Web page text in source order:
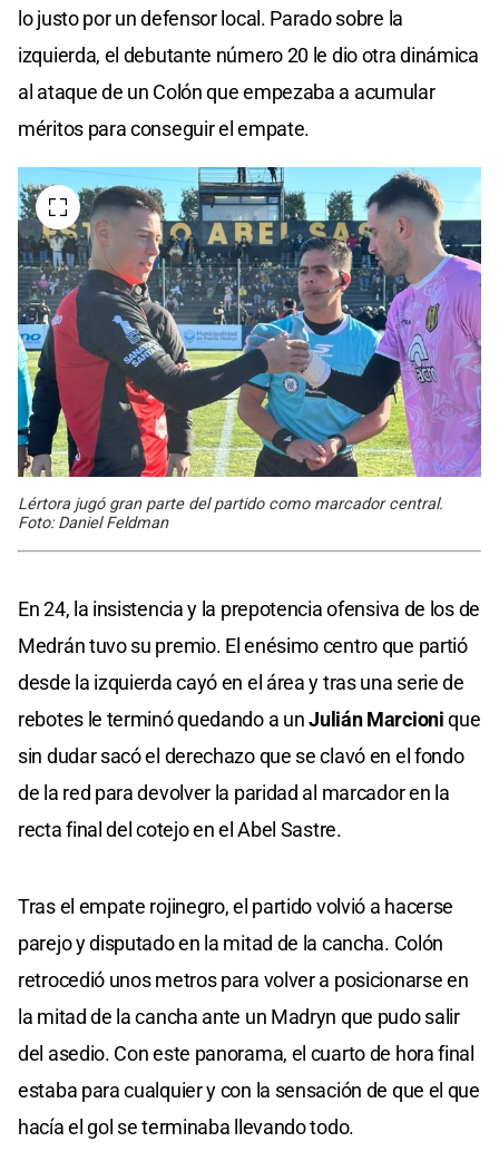
lo justo por un defensor local. Parado sobre la
izquierda, el debutante número 20 le dio otra dinámica
al ataque de un Colón que empezaba a acumular
méritos para conseguir el empate.
Lértora jugó gran parte del partido como marcador central.
Foto: Daniel Feldman
En 24, la insistencia y la prepotencia ofensiva de los de
Medrán tuvo su premio. El enésimo centro que partió
desde la izquierda cayó en el área y tras una serie de
rebotes le terminó quedando a unJulián Marcionique
sin dudar sacó el derechazo que se clavó en el fondo
de la red para devolver la paridad al marcador en la
recta final del cotejo en el Abel Sastre.
Tras el empate rojinegro, el partido volvió a hacerse
parejo y disputado en la mitad de la cancha. Colón
retrocedió unos metros para volver a posicionarse en
la mitad de la cancha ante un Madryn que pudo salir
del asedio. Con este panorama, el cuarto de hora final
estaba para cualquier y con la sensación de que el que
hacía el gol se terminaba llevando todo.